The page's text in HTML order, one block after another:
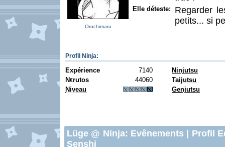
Orochimaru
Elle déteste:
Regarder
petits... si
Profil Ninja:
Expérience 7140
Ninjutsu
N€rutos 44060
Taijutsu
Niveau
Genjutsu
Lüge @ Ninja: Evênements
Profil
Senshi